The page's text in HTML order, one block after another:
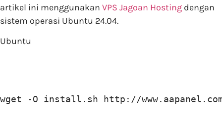
artikel ini menggunakan VPS Jagoan Hosting dengan
sistem operasi Ubuntu 24.04.
Ubuntu
wget -O install.sh http://